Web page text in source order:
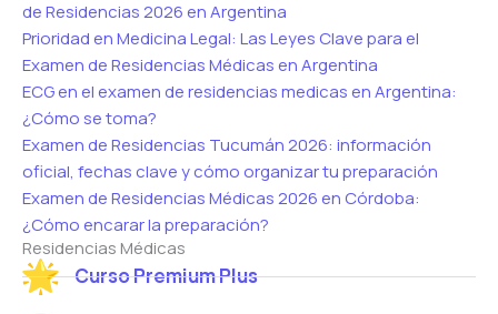
de Residencias 2026 en Argentina
Prioridad en Medicina Legal: Las Leyes Clave para el
Examen de Residencias Médicas en Argentina
ECG en el examen de residencias medicas en Argentina:
¿Cómo se toma?
Examen de Residencias Tucumán 2026: información
oficial, fechas clave y cómo organizar tu preparación
Examen de Residencias Médicas 2026 en Córdoba:
¿Cómo encarar la preparación?
Residencias Médicas
Curso Premium Plus